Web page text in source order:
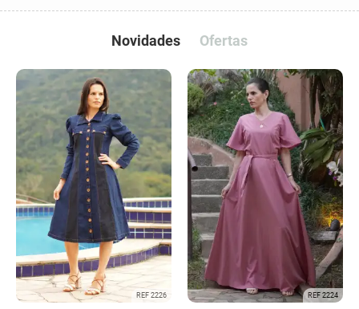
Novidades Ofertas
REF 2226 REF 2224